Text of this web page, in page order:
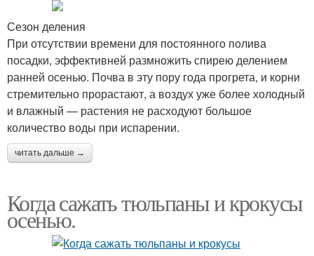
Сезон деления
При отсутствии времени для постоянного полива
посадки, эффективней размножить спирею делением
ранней осенью. Почва в эту пору года прогрета, и корни
стремительно прорастают, а воздух уже более холодный
и влажный — растения не расходуют большое
количество воды при испарении.
читать дальше →
Когда сажать тюльпаны и крокусы
осенью.